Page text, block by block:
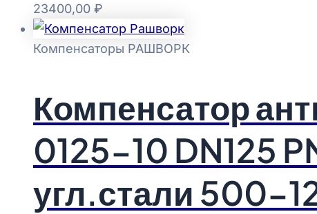
23400,00 ₽
Компенсаторы РАШВОРК
Компенсатор
0125-10 DN125
угл.стали 500-